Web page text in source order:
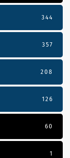
344
357
208
126
60
1